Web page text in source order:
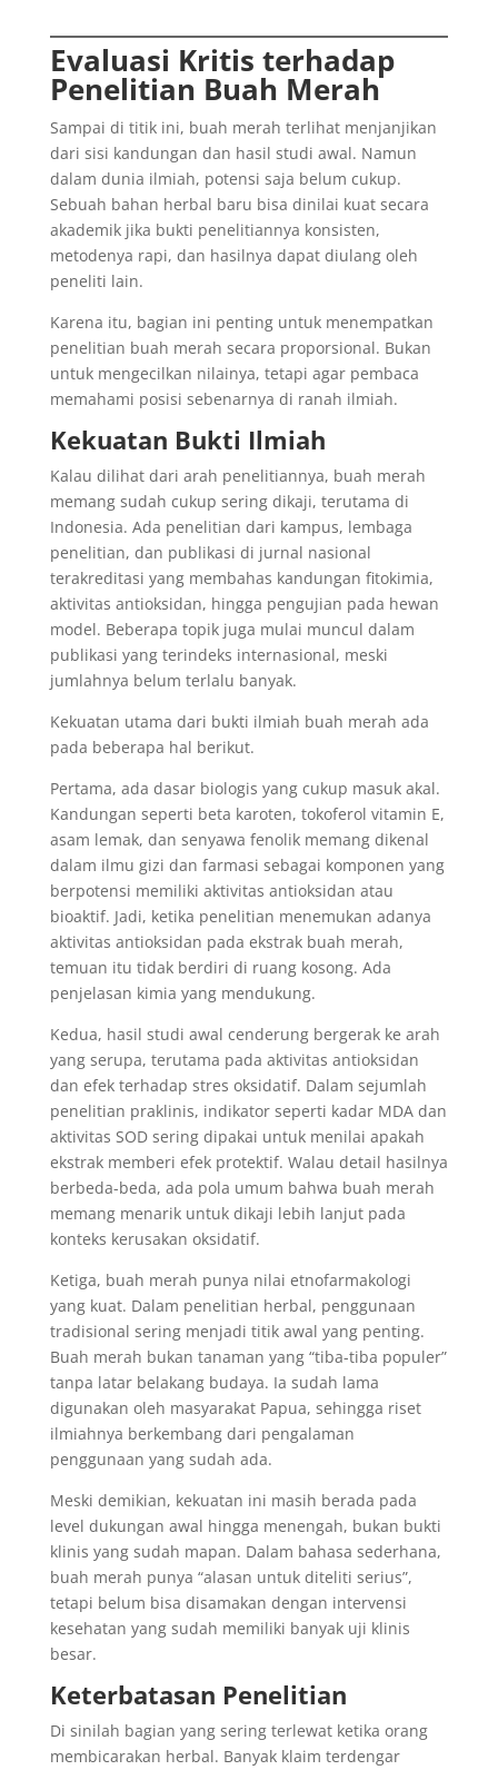
Evaluasi Kritis terhadap
Penelitian Buah Merah
Sampai di titik ini, buah merah terlihat menjanjikan
dari sisi kandungan dan hasil studi awal. Namun
dalam dunia ilmiah, potensi saja belum cukup.
Sebuah bahan herbal baru bisa dinilai kuat secara
akademik jika bukti penelitiannya konsisten,
metodenya rapi, dan hasilnya dapat diulang oleh
peneliti lain.
Karena itu, bagian ini penting untuk menempatkan
penelitian buah merah secara proporsional. Bukan
untuk mengecilkan nilainya, tetapi agar pembaca
memahami posisi sebenarnya di ranah ilmiah.
Kekuatan Bukti Ilmiah
Kalau dilihat dari arah penelitiannya, buah merah
memang sudah cukup sering dikaji, terutama di
Indonesia. Ada penelitian dari kampus, lembaga
penelitian, dan publikasi di jurnal nasional
terakreditasi yang membahas kandungan fitokimia,
aktivitas antioksidan, hingga pengujian pada hewan
model. Beberapa topik juga mulai muncul dalam
publikasi yang terindeks internasional, meski
jumlahnya belum terlalu banyak.
Kekuatan utama dari bukti ilmiah buah merah ada
pada beberapa hal berikut.
Pertama, ada dasar biologis yang cukup masuk akal.
Kandungan seperti beta karoten, tokoferol vitamin E,
asam lemak, dan senyawa fenolik memang dikenal
dalam ilmu gizi dan farmasi sebagai komponen yang
berpotensi memiliki aktivitas antioksidan atau
bioaktif. Jadi, ketika penelitian menemukan adanya
aktivitas antioksidan pada ekstrak buah merah,
temuan itu tidak berdiri di ruang kosong. Ada
penjelasan kimia yang mendukung.
Kedua, hasil studi awal cenderung bergerak ke arah
yang serupa, terutama pada aktivitas antioksidan
dan efek terhadap stres oksidatif. Dalam sejumlah
penelitian praklinis, indikator seperti kadar MDA dan
aktivitas SOD sering dipakai untuk menilai apakah
ekstrak memberi efek protektif. Walau detail hasilnya
berbeda-beda, ada pola umum bahwa buah merah
memang menarik untuk dikaji lebih lanjut pada
konteks kerusakan oksidatif.
Ketiga, buah merah punya nilai etnofarmakologi
yang kuat. Dalam penelitian herbal, penggunaan
tradisional sering menjadi titik awal yang penting.
Buah merah bukan tanaman yang “tiba-tiba populer”
tanpa latar belakang budaya. Ia sudah lama
digunakan oleh masyarakat Papua, sehingga riset
ilmiahnya berkembang dari pengalaman
penggunaan yang sudah ada.
Meski demikian, kekuatan ini masih berada pada
level dukungan awal hingga menengah, bukan bukti
klinis yang sudah mapan. Dalam bahasa sederhana,
buah merah punya “alasan untuk diteliti serius”,
tetapi belum bisa disamakan dengan intervensi
kesehatan yang sudah memiliki banyak uji klinis
besar.
Keterbatasan Penelitian
Di sinilah bagian yang sering terlewat ketika orang
membicarakan herbal. Banyak klaim terdengar